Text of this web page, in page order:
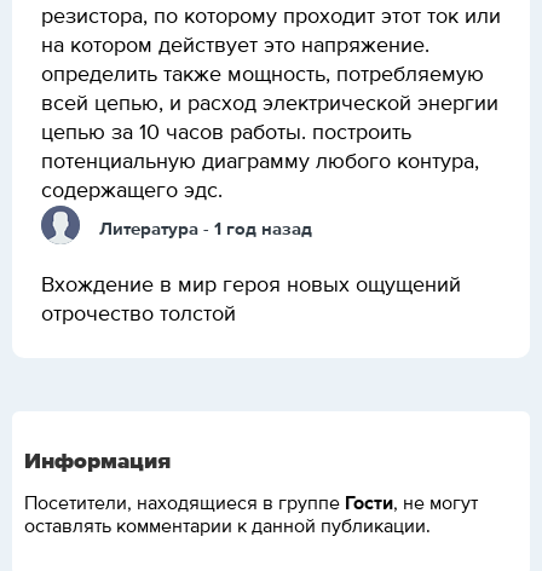
резистора, по которому проходит этот ток или
на котором действует это напряжение.
определить также мощность, потребляемую
всей цепью, и расход электрической энергии
цепью за 10 часов работы. построить
потенциальную диаграмму любого контура,
содержащего эдс.
Литература - 1 год назад
Вхождение в мир героя новых ощущений
отрочество толстой
Информация
Посетители, находящиеся в группе Гости, не могут
оставлять комментарии к данной публикации.